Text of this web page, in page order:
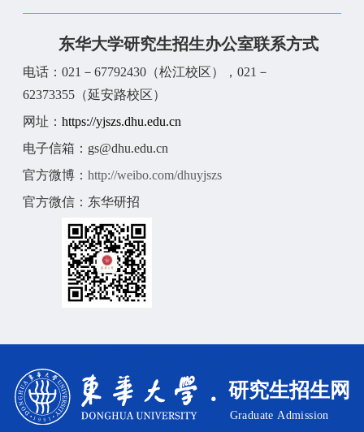
东华大学研究生招生办公室联系方式
电话： 021 － 67792430（松江校区）， 021 －
62373355（延安路校区）
网址： https://yjszs.dhu.edu.cn
电子信箱： gs@dhu.edu.cn
官方微博： http://weibo.com/dhuyjszs
官方微信：东华研招